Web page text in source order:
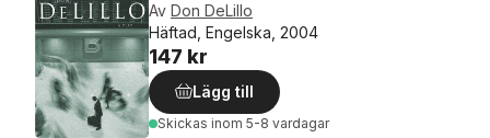
Av Don DeLillo
Häftad, Engelska, 2004
147 kr
Lägg till
Skickas inom 5-8 vardagar